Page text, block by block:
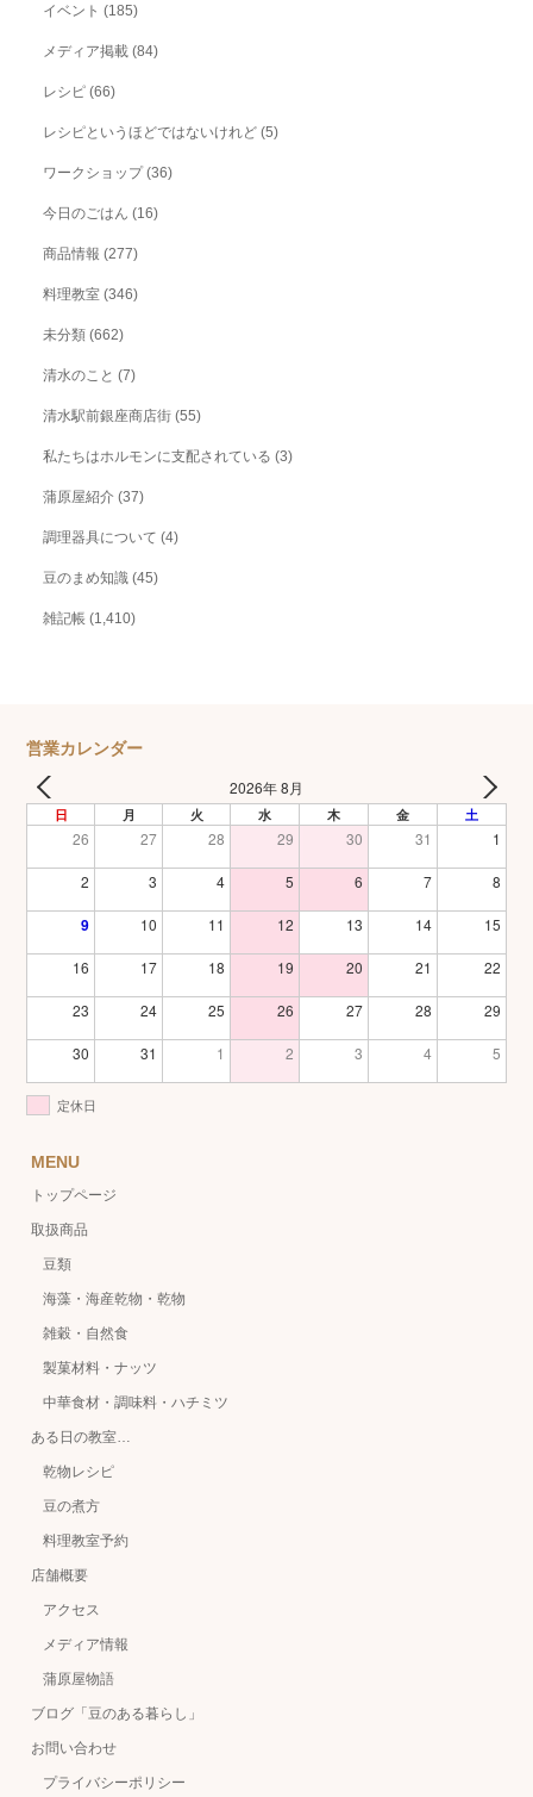
イベント (185)
メディア掲載 (84)
レシピ (66)
レシピというほどではないけれど (5)
ワークショップ(36)
今日のごはん (16)
商品情報 (277)
料理教室 (346)
未分類 (662)
清水のこと (7)
清水駅前銀座商店街 (55)
私たちはホルモンに支配されている (3)
蒲原屋紹介 (37)
調理器具について (4)
豆のまめ知識 (45)
雑記帳 (1,410)
営業カレンダー
2026年 8月
日 月 火 水 木 金 土
26 27 28 29 30 31 1
2 3 4 5 6 7 8
9 10 11 12 13 14 15
16 17 18 19 20 21 22
23 24 25 26 27 28 29
30 31 1 2 3 4 5
定休日
MENU
トップページ
取扱商品
豆類
海藻・海産乾物・乾物
雑穀・自然食
製菓材料・ナッツ
中華食材・調味料・ハチミツ
ある日の教室…
乾物レシピ
豆の煮方
料理教室予約
店舗概要
アクセス
メディア情報
蒲原屋物語
ブログ「豆のある暮らし」
お問い合わせ
プライバシーポリシー